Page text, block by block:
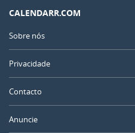
CALENDARR.COM
Sobre nós
Privacidade
Contacto
Anuncie